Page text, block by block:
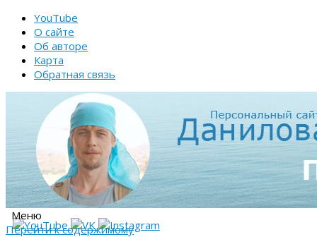
YouTube
О сайте
Об авторе
Карта
Обратная связь
Меню
Перейти к содержимому